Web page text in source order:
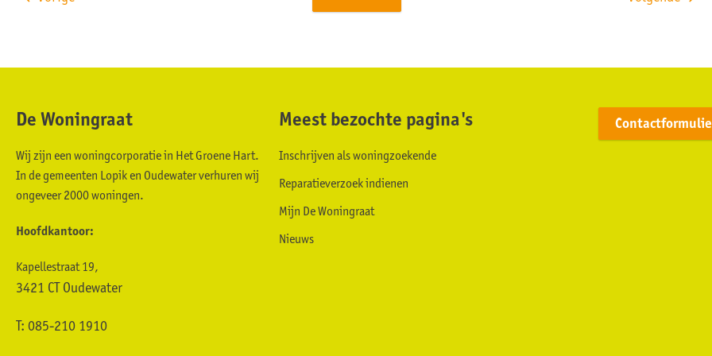
Contactinformatie
De Woningraat
Wij zijn een woningcorporatie in Het Groene Hart.
In de gemeenten Lopik en Oudewater verhuren wij
ongeveer 2000 woningen.
Hoofdkantoor:
Kapellestraat 19,
3421 CT Oudewater
T: 085-210 1910
Meest bezochte pagina's
Inschrijven als woningzoekende
Reparatieverzoek indienen
Mijn De Woningraat
Nieuws